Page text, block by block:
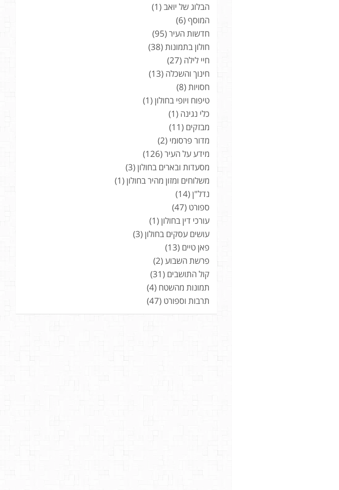
הבלוג של יואב (1)
המוסף(6)
חדשות העיר(95)
חולון בתמונות (38)
חיי לילה (27)
חינוך והשכלה (13)
חסויות (8)
טיפוח ויופי בחולון(1)
כלי נגינה (1)
מבזקים (11)
מדור פרסומי (2)
מידע על העיר(126)
מסעדות ובארים בחולון(3)
משלוחים ומזון מהיר בחולון(1)
נדל"ן(14)
ספורט (47)
עורכי דין בחולון(1)
עושים עסקים בחולון(3)
פאן טיים (13)
פרשת השבוע (2)
קול התושבים (31)
תמונות מהשטח (4)
תרבות וספורט (47)